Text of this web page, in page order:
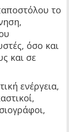
το
όσο και
και σε
ενέργεια,